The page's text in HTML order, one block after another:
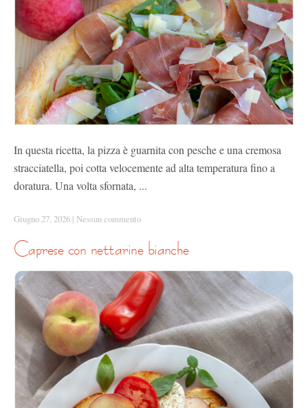
In questa ricetta, la pizza è guarnita con pesche e una cremosa
stracciatella, poi cotta velocemente ad alta temperatura fino a
doratura. Una volta sfornata, ...
Giugno 27, 2026 | Nessun commento
caprese con nettarine bianche